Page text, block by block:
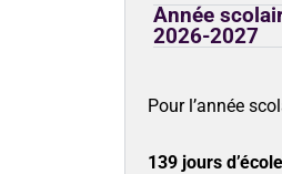
Année
2026-2027
Pour l’année
139 jours